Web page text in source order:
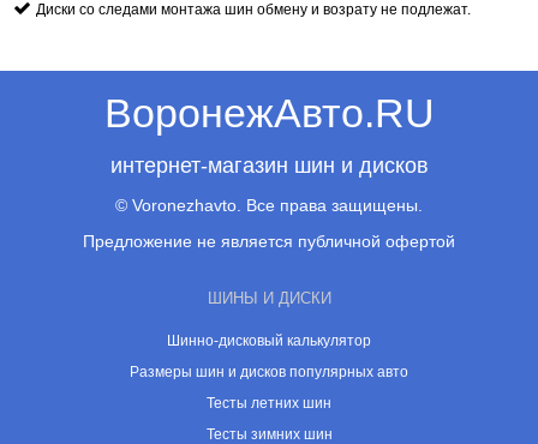
Диски со следами монтажа шин обмену и возрату не подлежат.
ВоронежАвто.RU
интернет-магазин шин и дисков
© Voronezhavto. Все права защищены.
Предложение не является публичной офертой
ШИНЫ И ДИСКИ
Шинно-дисковый калькулятор
Размеры шин и дисков популярных авто
Тесты летних шин
Тесты зимних шин